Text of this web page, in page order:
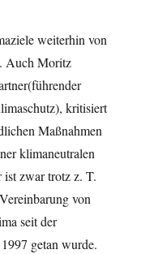
weiterhin von
Auch Moritz
kritisiert
Maßnahmen
klimaneutralen
zwar trotz z. T.
von
seit der
getan wurde.